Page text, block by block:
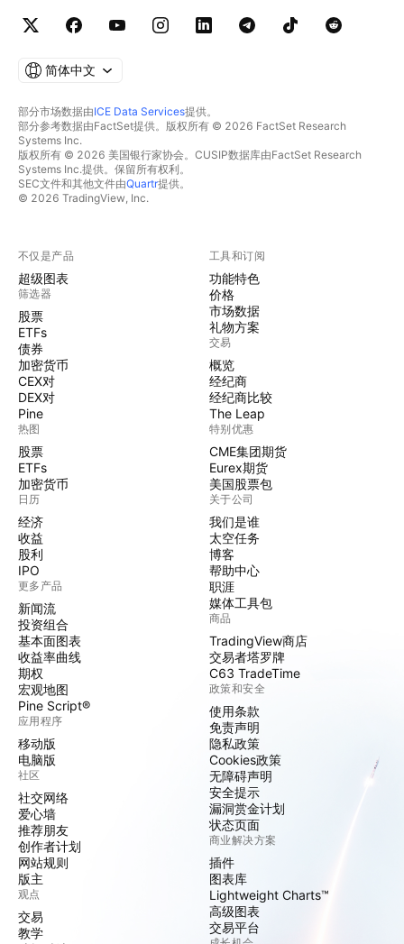
简体中文
部分市场数据由ICE Data Services提供。
部分参考数据由FactSet提供。版权所有 © 2026 FactSet Research
Systems Inc.
版权所有 © 2026 美国银行家协会。CUSIP数据库由FactSet Research
Systems Inc.提供。保留所有权利。
SEC文件和其他文件由Quartr提供。
© 2026 TradingView, Inc.
不仅是产品
超级图表
筛选器
股票
ETFs
债券
加密货币
CEX对
DEX对
Pine
热图
股票
ETFs
加密货币
日历
经济
收益
股利
IPO
更多产品
新闻流
投资组合
基本面图表
收益率曲线
期权
宏观地图
Pine Script®
应用程序
移动版
电脑版
社区
社交网络
爱心墙
推荐朋友
创作者计划
网站规则
版主
观点
交易
教学
工具和订阅
功能特色
价格
市场数据
礼物方案
交易
概览
经纪商
经纪商比较
The Leap
特别优惠
CME集团期货
Eurex期货
美国股票包
关于公司
我们是谁
太空任务
博客
帮助中心
职涯
媒体工具包
商品
TradingView商店
交易者塔罗牌
C63 TradeTime
政策和安全
使用条款
免责声明
隐私政策
Cookies政策
无障碍声明
安全提示
漏洞赏金计划
状态页面
商业解决方案
插件
图表库
Lightweight Charts™
高级图表
交易平台